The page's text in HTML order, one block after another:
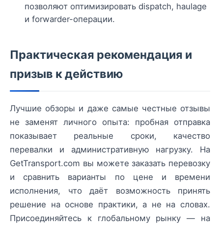
позволяют оптимизировать dispatch, haulage
и forwarder-операции.
Практическая рекомендация и
призыв к действию
Лучшие обзоры и даже самые честные отзывы
не заменят личного опыта: пробная отправка
показывает реальные сроки, качество
перевалки и административную нагрузку. На
GetTransport.com вы можете заказать перевозку
и сравнить варианты по цене и времени
исполнения, что даёт возможность принять
решение на основе практики, а не на словах.
Присоединяйтесь к глобальному рынку — на